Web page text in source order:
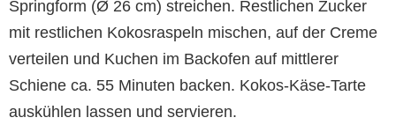
Springform (Ø 26 cm) streichen. Restlichen Zucker
mit restlichen Kokosraspeln mischen, auf der Creme
verteilen und Kuchen im Backofen auf mittlerer
Schiene ca. 55 Minuten backen. Kokos-Käse-Tarte
auskühlen lassen und servieren.